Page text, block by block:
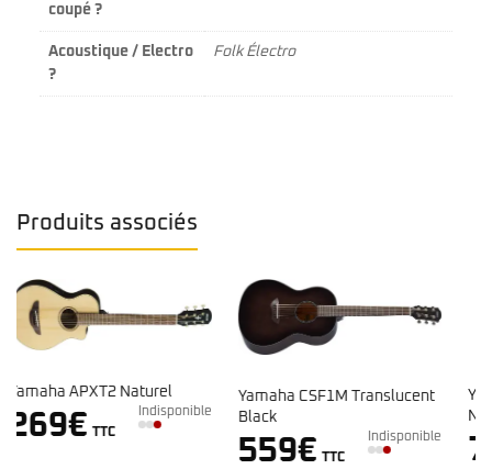
coupé ?
Acoustique / Electro
?
Folk Électro
Produits associés
Yamaha CSF1M Translucent
Black
Indisponible
Yamaha CSF3M VN Vintage
Naturel
749€ TTC
En stock